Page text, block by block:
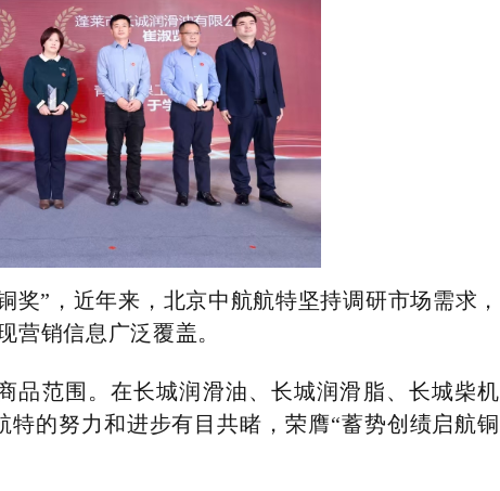
”，近年来，北京中航航特坚持调研市场需求，
营销信息广泛覆盖。
品范围。在长城润滑油、长城润滑脂、长城柴机
的努力和进步有目共睹，荣膺“蓄势创绩启航铜